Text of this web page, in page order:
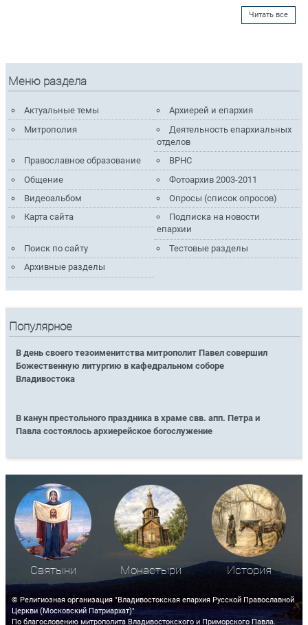
Читать все
Меню раздела
Актуальные темы
Архиерей и епархия
Митрополия
Деятельность епархиальных
отделов
Православное образование
ВРНС
Общение
Фотоархив 2003-2011
Видеоальбом
Опросы (список опросов)
Карта сайта
Подписка на новости
епархии
Поиск по сайту
Тестовые разделы
Архивные разделы
Популярное
В день своего тезоименитства митрополит Павел совершил
Божественную литургию в кафедральном соборе
Владивостока
В канун престольного праздника в храме свв. апп. Петра и
Павла состоялось архиерейское богослужение
Святыни Монастыри История
© Религиозная организация "Владивостокская епархия Русской Православной
Церкви (Московский Патриархат)"
По благословению митрополита Владивостокского и Приморского Павла.